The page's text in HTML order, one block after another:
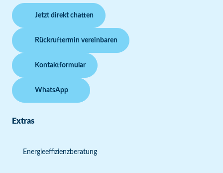
Jetzt direkt chatten
Rückruftermin vereinbaren
Kontaktformular
WhatsApp
Extras
Energieeffizienzberatung